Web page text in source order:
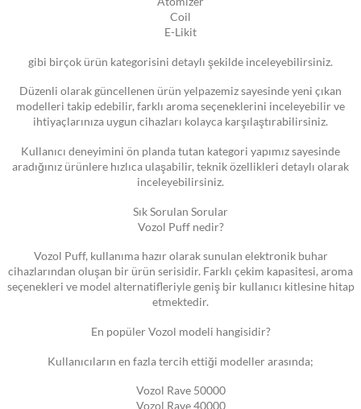
Coil
E-Likit
gibi birçok ürün kategorisini detaylı şekilde inceleyebilirsiniz.
Düzenli olarak güncellenen ürün yelpazemiz sayesinde yeni çıkan
modelleri takip edebilir, farklı aroma seçeneklerini inceleyebilir ve
ihtiyaçlarınıza uygun cihazları kolayca karşılaştırabilirsiniz.
Kullanıcı deneyimini ön planda tutan kategori yapımız sayesinde
aradığınız ürünlere hızlıca ulaşabilir, teknik özellikleri detaylı olarak
inceleyebilirsiniz.
Sık Sorulan Sorular
Vozol Puff nedir?
Vozol Puff, kullanıma hazır olarak sunulan elektronik buhar
cihazlarından oluşan bir ürün serisidir. Farklı çekim kapasitesi, aroma
seçenekleri ve model alternatifleriyle geniş bir kullanıcı kitlesine hitap
etmektedir.
En popüler Vozol modeli hangisidir?
Kullanıcıların en fazla tercih ettiği modeller arasında;
Vozol Rave 50000
Vozol Rave 40000